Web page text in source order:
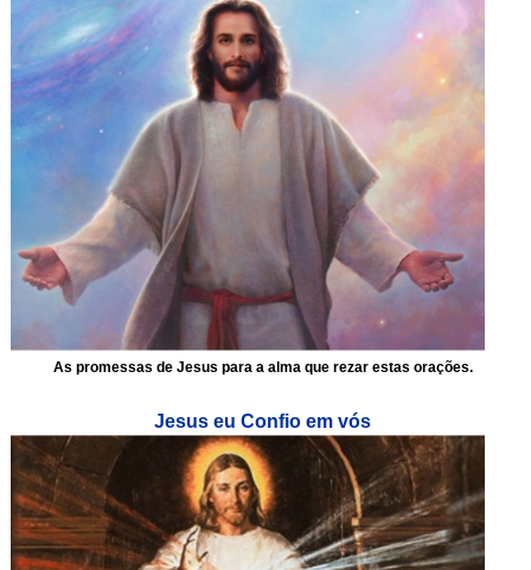
As promessas de Jesus para a alma que rezar estas orações.
Jesus eu Confio em vós